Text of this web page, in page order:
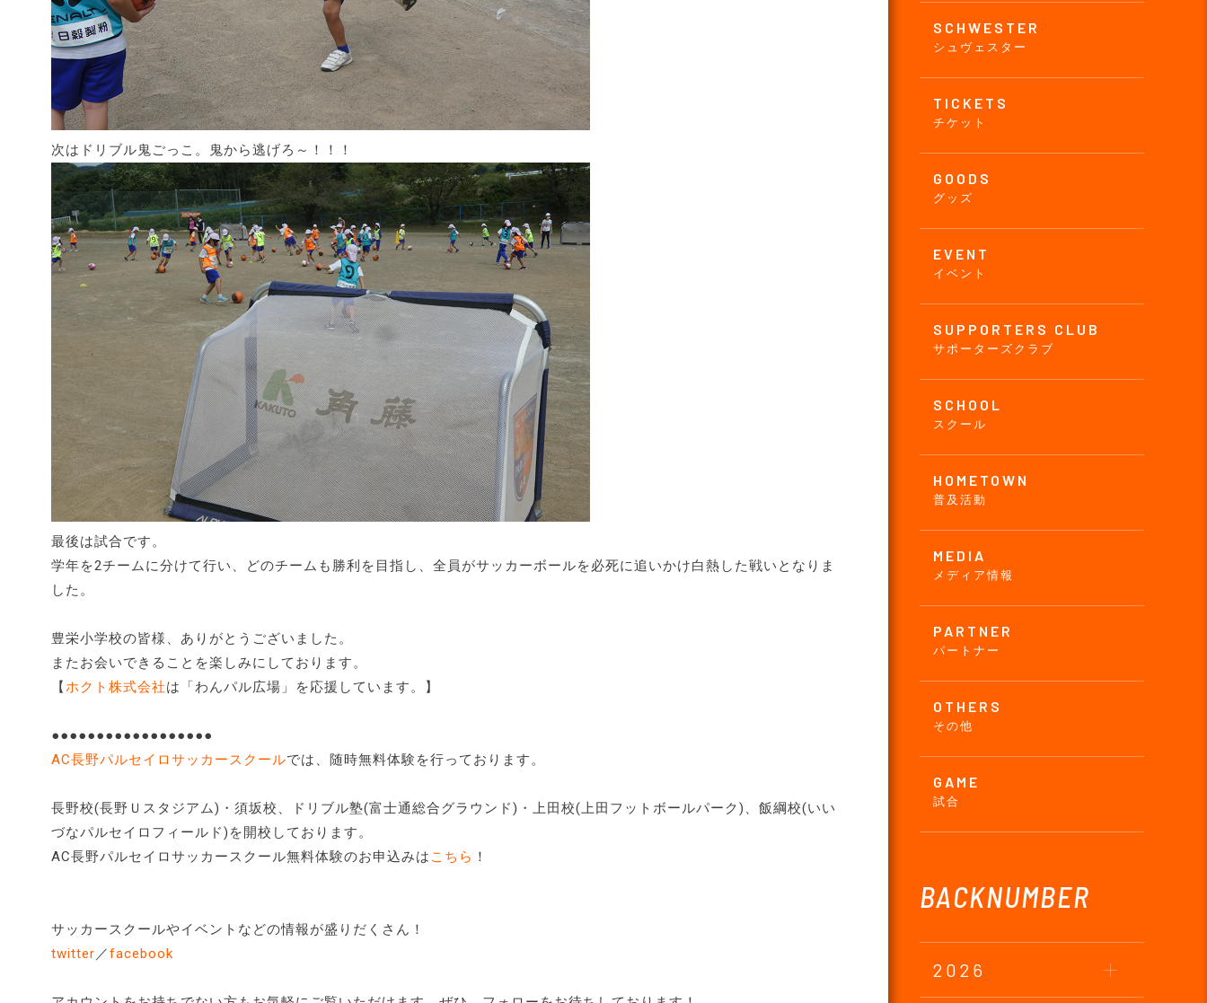
SCHWESTER
シュヴェスター
TICKETS
チケット
GOODS
グッズ
EVENT
イベント
SUPPORTERS CLUB
サポーターズクラブ
SCHOOL
スクール
HOMETOWN
普及活動
MEDIA
メディア情報
PARTNER
パートナー
OTHERS
その他
GAME
試合
BACKNUMBER
2026
次はドリブル鬼ごっこ。鬼から逃げろ～！！！
最後は試合です。
学年を2チームに分けて行い、どのチームも勝利を目指し、全員がサッカーボールを必死に追いかけ白熱した戦いとなりま
した。
豊栄小学校の皆様、ありがとうございました。
またお会いできることを楽しみにしております。
【ホクト株式会社は「わんパル広場」を応援しています。】
●●●●●●●●●●●●●●●●●●
AC長野パルセイロサッカースクールでは、随時無料体験を行っております。
長野校(長野Ｕスタジアム)・須坂校、ドリブル塾(富士通総合グラウンド)・上田校(上田フットボールパーク)、飯綱校(いい
づなパルセイロフィールド)を開校しております。
AC長野パルセイロサッカースクール無料体験のお申込みは こちら ！
サッカースクールやイベントなどの情報が盛りだくさん！
twitter／facebook